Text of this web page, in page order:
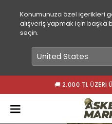
Konumunuza özel içerikleri
alışveriş yapmak için başka
seçin.
🚚 2.000 TL ÜZERI